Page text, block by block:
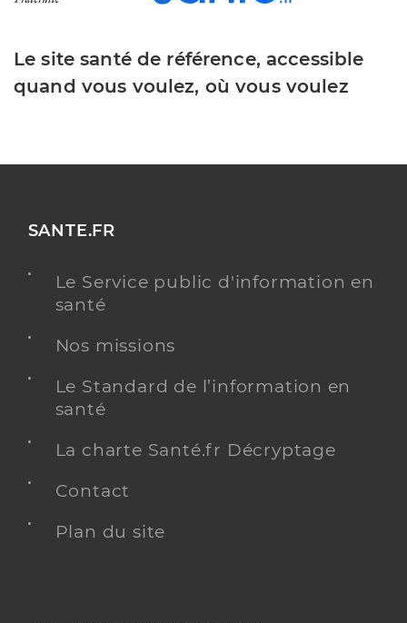
Le site santé de référence, accessible
quand vous voulez, où vous voulez
SANTE.FR
Le Service public d'information en
santé
Nos missions
Le Standard de l’information en
santé
La charte Santé.fr Décryptage
Contact
Plan du site